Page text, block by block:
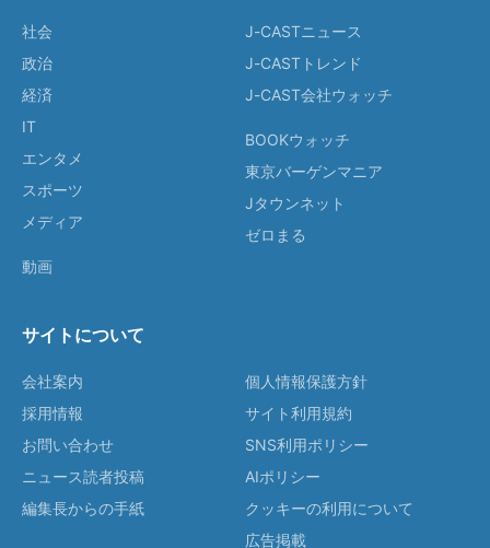
社会
政治
経済
IT
エンタメ
スポーツ
メディア
動画
J-CASTニュース
J-CASTトレンド
J-CAST会社ウォッチ
BOOKウォッチ
東京バーゲンマニア
Jタウンネット
ゼロまる
サイトについて
会社案内
採用情報
お問い合わせ
ニュース読者投稿
編集長からの手紙
個人情報保護方針
サイト利用規約
SNS利用ポリシー
AIポリシー
クッキーの利用について
広告掲載